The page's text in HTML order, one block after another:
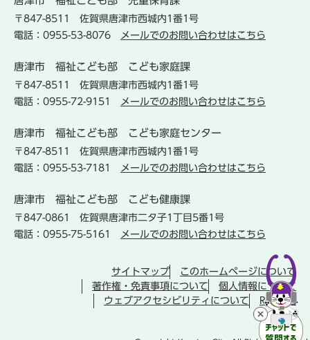
〒847-8511
佐賀県唐津市西城内1番1号
電話：0955-53-8076
メールでのお問い合わせはこちら
唐津市 福祉こども部 こども家庭課
〒847-8511
佐賀県唐津市西城内1番1号
電話：0955-72-9151
メールでのお問い合わせはこちら
唐津市 福祉こども部 こども家庭センター
〒847-8511
佐賀県唐津市西城内1番1号
電話：0955-53-7181
メールでのお問い合わせはこちら
唐津市 福祉こども部 こども健康課
〒847-0861
佐賀県唐津市二タ子1丁目5番1号
電話：0955-75-5161
メールでのお問い合わせはこちら
サイトマップ
このホームページについて
著作権・免責事項について
個人情報について
ウェブアクセシビリティについて
RSS配信